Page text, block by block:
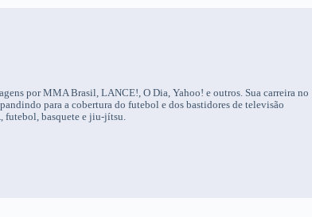
por MMA Brasil, LANCE!, O Dia, Yahoo! e outros. Sua carreira no
para a cobertura do futebol e dos bastidores de televisão
basquete e jiu-jítsu.